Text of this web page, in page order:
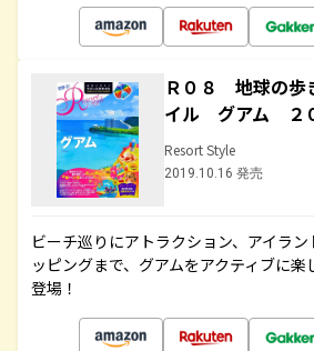
Ｒ０８ 地球の
イル グアム ２
Resort Style
2019.10.16 発売
ビーチ巡りにアトラクション、アイラ
ッピングまで、グアムをアクティブに
登場！